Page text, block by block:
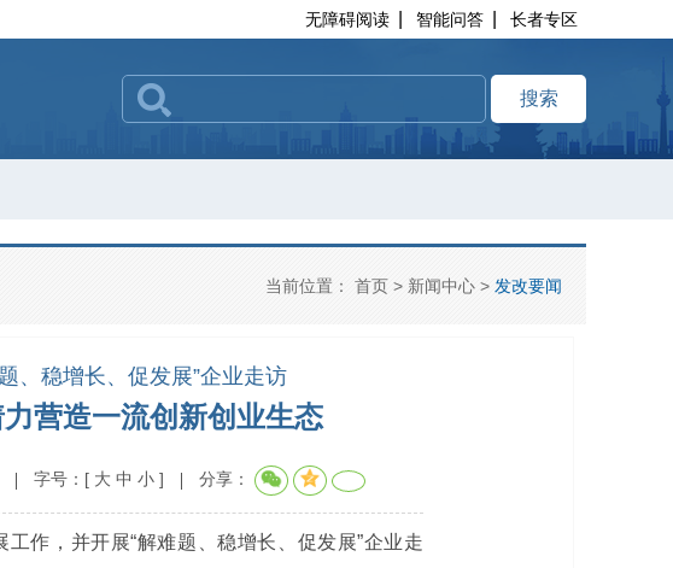
无障碍阅读 智能问答 长者专区
搜索
当前位置： 首页 > 新闻中心 > 发改要闻
、稳增长、促发展”企业走访
营造一流创新创业生态
字号： [ 大 中 小 ] 分享：
作，并开展“解难题、稳增长、促发展”企业走